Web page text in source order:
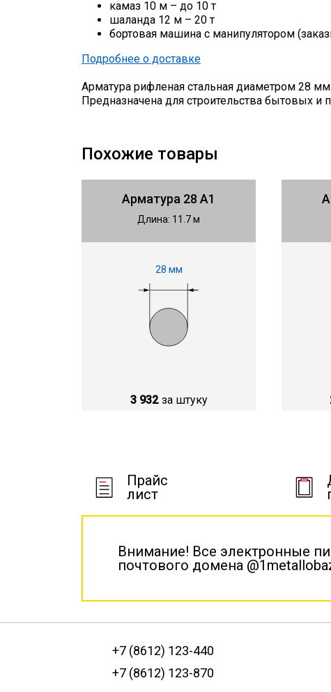
камаз 10 м – до 10 т
шаланда 12 м – 20 т
бортовая машина с манипулятором
Подробнее о доставке
Арматура рифленая стальная диаметром 28
Предназначена для строительства бытовых
Похожие товары
Арматура 28 А1
Длина: 11.7 м
28 мм
3 932 за штуку
Прайс
лист
Внимание! Все электронные
почтового домена
+7 (8612) 123-440
+7 (8612) 123-870